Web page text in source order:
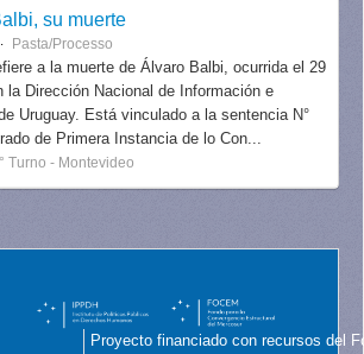
su muerte
Pasta/Processo
a la muerte de Álvaro Balbi, ocurrida el 29
la Dirección Nacional de Información e
Uruguay. Está vinculado a la sentencia N°
de Primera Instancia de lo Con...
Turno - Montevideo
Proyecto financiado con recursos del